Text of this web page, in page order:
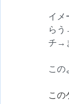
イメ
ら
チ→
この
この